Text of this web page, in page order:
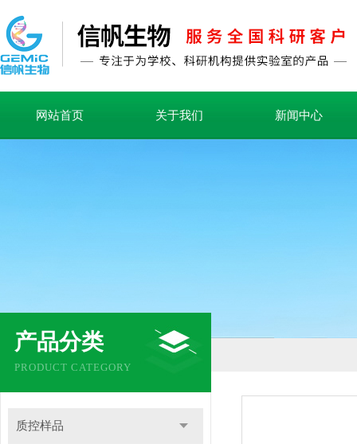
网站首页 关于我们 新闻中心
产品分类
PRODUCT CATEGORY
质控样品